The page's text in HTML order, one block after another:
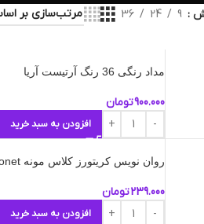
9
24
36
مداد رنگی 36 رنگ آرتیست آریا
900.000تومان
افزودن به سبد خرید
روان نویس کریتورز کلاس مونه Monet رنگی 8 رنگ
239.000تومان
افزودن به سبد خرید